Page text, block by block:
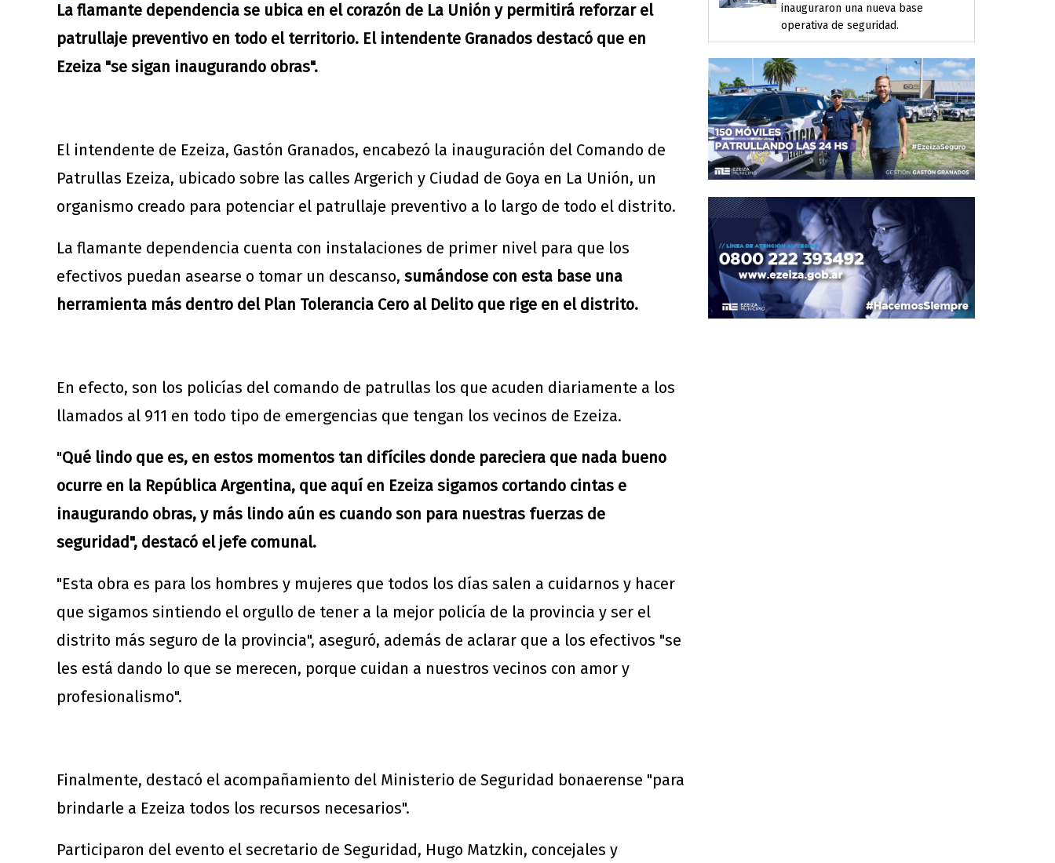
La flamante dependencia se ubica en el corazón de La Unión y permitirá reforzar el
patrullaje preventivo en todo el territorio. El intendente Granados destacó que en
Ezeiza "se sigan inaugurando obras".
El intendente de Ezeiza, Gastón Granados, encabezó la inauguración del Comando de
Patrullas Ezeiza, ubicado sobre las calles Argerich y Ciudad de Goya en La Unión, un
organismo creado para potenciar el patrullaje preventivo a lo largo de todo el distrito.
La flamante dependencia cuenta con instalaciones de primer nivel para que los
efectivos puedan asearse o tomar un descanso, sumándose con esta base una
herramienta más dentro del Plan Tolerancia Cero al Delito que rige en el distrito.
En efecto, son los policías del comando de patrullas los que acuden diariamente a los
llamados al 911 en todo tipo de emergencias que tengan los vecinos de Ezeiza.
"Qué lindo que es, en estos momentos tan difíciles donde pareciera que nada bueno
ocurre en la República Argentina, que aquí en Ezeiza sigamos cortando cintas e
inaugurando obras, y más lindo aún es cuando son para nuestras fuerzas de
seguridad", destacó el jefe comunal.
"Esta obra es para los hombres y mujeres que todos los días salen a cuidarnos y hacer
que sigamos sintiendo el orgullo de tener a la mejor policía de la provincia y ser el
distrito más seguro de la provincia", aseguró, además de aclarar que a los efectivos "se
les está dando lo que se merecen, porque cuidan a nuestros vecinos con amor y
profesionalismo".
Finalmente, destacó el acompañamiento del Ministerio de Seguridad bonaerense "para
brindarle a Ezeiza todos los recursos necesarios".
Participaron del evento el secretario de Seguridad, Hugo Matzkin, concejales y
inauguraron una nueva base
operativa de seguridad.